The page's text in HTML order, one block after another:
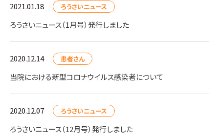
2021.01.18 ろうさいニュース
ろうさいニュース（1月号）発行しました
2020.12.14 患者さん
当院における新型コロナウイルス感染者について
2020.12.07 ろうさいニュース
ろうさいニュース（12月号）発行しました